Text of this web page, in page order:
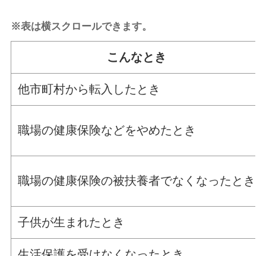
※表は横スクロールできます。
こんなとき
他市町村から転入したとき
職場の健康保険などをやめたとき
職場の健康保険の被扶養者でなくなったとき
子供が生まれたとき